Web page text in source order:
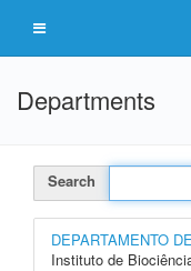
Departments
Search
DEPARTAMENTO
Instituto de